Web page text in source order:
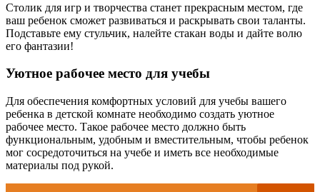
Столик для игр и творчества станет прекрасным местом, где
ваш ребенок сможет развиваться и раскрывать свои таланты.
Подставьте ему стульчик, налейте стакан воды и дайте волю
его фантазии!
Уютное рабочее место для учебы
Для обеспечения комфортных условий для учебы вашего
ребенка в детской комнате необходимо создать уютное
рабочее место. Такое рабочее место должно быть
функциональным, удобным и вместительным, чтобы ребенок
мог сосредоточиться на учебе и иметь все необходимые
материалы под рукой.